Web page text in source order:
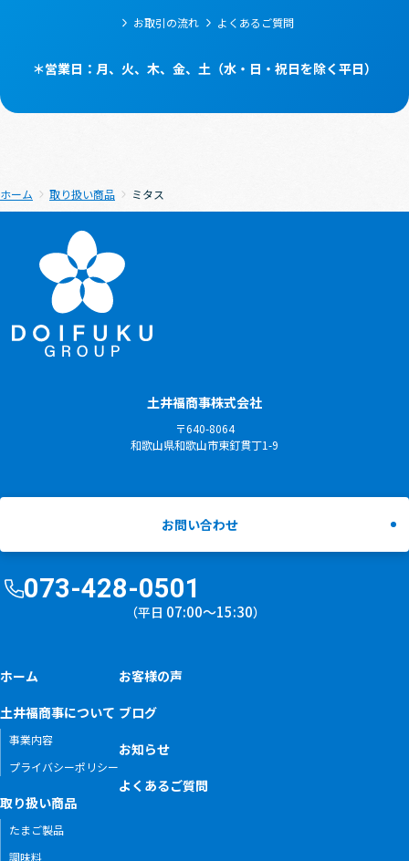
お取引の流れ よくあるご質問
＊営業⽇：⽉、⽕、⽊、⾦、⼟（⽔・⽇・祝⽇を除く平⽇）
ホーム 取り扱い商品 ミタス
土井福商事株式会社
〒640-8064
和歌山県和歌山市東釘貫丁1-9
お問い合わせ
073-428-0501
（平日 07:00〜15:30）
ホーム
土井福商事について
事業内容
プライバシーポリシー
取り扱い商品
たまご製品
調味料
お客様の声
ブログ
お知らせ
よくあるご質問